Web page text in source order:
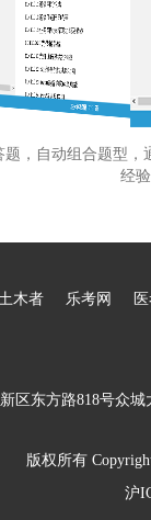
，自动组合题型
经
木者 乐考网
区东方路818号众城
版权所有
沪